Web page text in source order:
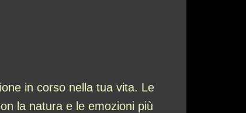
in corso nella tua vita. Le
la natura e le emozioni più